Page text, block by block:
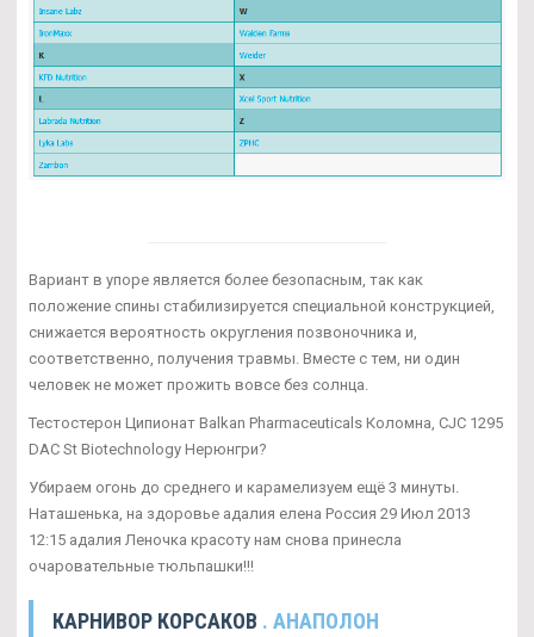
Вариант в упоре является более безопасным, так как
положение спины стабилизируется специальной конструкцией,
снижается вероятность округления позвоночника и,
соответственно, получения травмы. Вместе с тем, ни один
человек не может прожить вовсе без солнца.
Тестостерон Ципионат Balkan Pharmaceuticals Коломна, CJC 1295
DAC St Biotechnology Нерюнгри?
Убираем огонь до среднего и карамелизуем ещё 3 минуты.
Наташенька, на здоровье адалия елена Россия 29 Июл 2013
12:15 адалия Леночка красоту нам снова принесла
очаровательные тюльпашки!!!
КАРНИВОР КОРСАКОВ . АНАПОЛОН